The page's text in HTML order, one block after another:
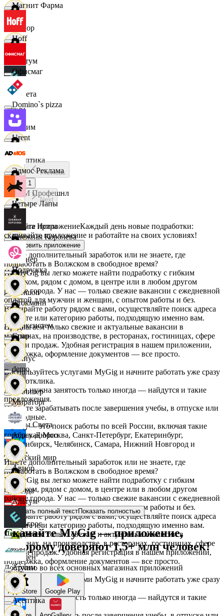
Авиор
Альтум
Аркета
Архим
Асептика
АСМ Профешнл
Белуга Истра
Вайнер
Ваншоп
Ворксистем
Гелиус
Гулливер
Дары Света
Детский мир
Звезда
Зельгрос
Зенден
Инканто
Магнит Фарма
Hoff
Офисмаг
Domino`s pizza
Urent
Эдмос Реклама
Четыре Лапы
Снежная Королева
Подружка
Стокманн
Cпар
demo
Мираторг
Абрау-Дюрсо
Авиор
Альтум
Аркета
Архим
Асептика
Previous
1
Next
Скачайте приложениеКаждый день новые подработки:
скачивайте приложение и работайте на своих условиях!
Установить приложение
Ищете дополнительный заработок или не знаете, где
подработать в Волжском в свободное время?
На MyGig вы легко можете найти подработку с гибким
графиком, рядом с домом, в центре или в любом другом
районе города. У нас — только свежие вакансии с ежедневной
оплатой для мужчин и женщин, с опытом работы и без.
Выбирайте работу рядом с вами, осуществляйте поиск адреса
на карте или категорию работы, подходящую именно вам.
Предлагаем только свежие и актуальные вакансии в
магазинах, на производстве, в ресторанах, гостиницах, сфере
услуг и продаж. Удобная регистрация в нашем приложении,
поддержка, оформление документов — все просто.
Воспользуйтесь услугами MyGig и начните работать уже сразу
после отклика.
А если нужна занятость только иногда — найдутся и такие
предложения.
Начните зарабатывать после завершения учебы, в отпуске или
в выходные.
MyGig — это поиск работы по всей России, включая такие
города как Москва, Санкт-Петербург, Екатеринбург,
Новосибирск, Челябинск, Самара, Нижний Новгород и
другие.
Ищете дополнительный заработок или не знаете, где
подработать в Волжском в свободное время?
На MyGig вы легко можете найти подработку с гибким
графиком, рядом с домом, в центре или в любом другом
районе города. У нас — только свежие вакансии с ежедневной
оплатой для мужчин и женщин, с опытом работы и без.
Выбирайте работу рядом с вами, осуществляйте поиск адреса
на карте или категорию работы, подходящую именно вам.
Предлагаем только свежие и актуальные вакансии в
магазинах, на производстве, в ресторанах, гостиницах, сфере
услуг и продаж. Удобная регистрация в нашем приложении,
поддержка, оформление документов — все просто.
Воспользуйтесь услугами MyGig и начните работать уже сразу
после отклика.
А если нужна занятость только иногда — найдутся и такие
предложения.
Показать полный текстПоказать полностью
Скачайте MyGig — приложение,
которому доверяют 1,5+ млн человек!
Доступно во всех основных магазинах приложений
App Store Google Play